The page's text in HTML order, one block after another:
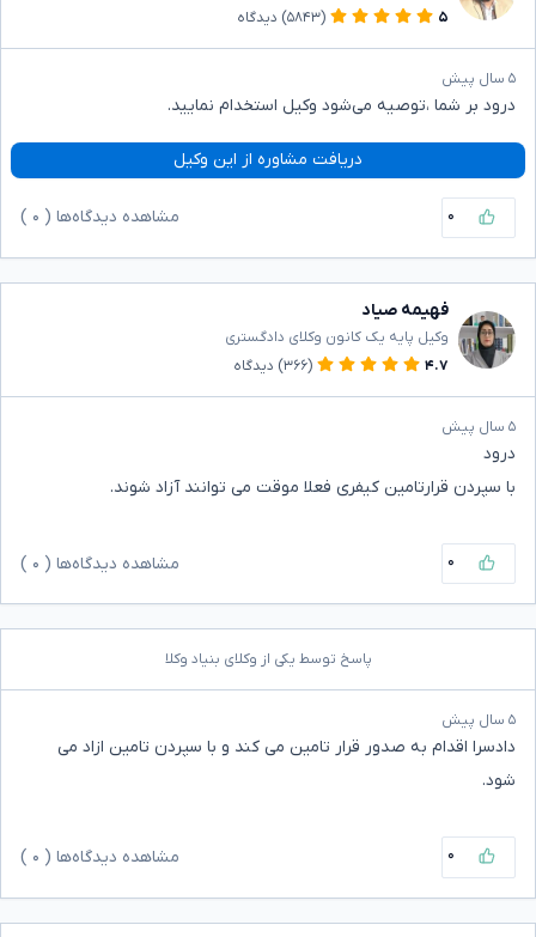
۵
(۵۸۴۳) دیدگاه
۵ سال پیش
درود بر شما ،توصیه می‌شود وکیل استخدام نمایید.
دریافت مشاوره از این وکیل
۰ مشاهده دیدگاه‌ها ( ۰
فهیمه صیاد
وکیل پایه یک کانون وکلای دادگستری
۴.۷
(۳۶۶) دیدگاه
۵ سال پیش
درود
با سپردن قرارتامین کیفری فعلا موقت می توانند آزاد شوند.
۰ مشاهده دیدگاه‌ها ( ۰
پاسخ توسط یکی از وکلای بنیاد وکلا
۵ سال پیش
دادسرا اقدام به صدور قرار تامین می کند و با سپردن تامین ازاد می
شود.
۰ مشاهده دیدگاه‌ها ( ۰